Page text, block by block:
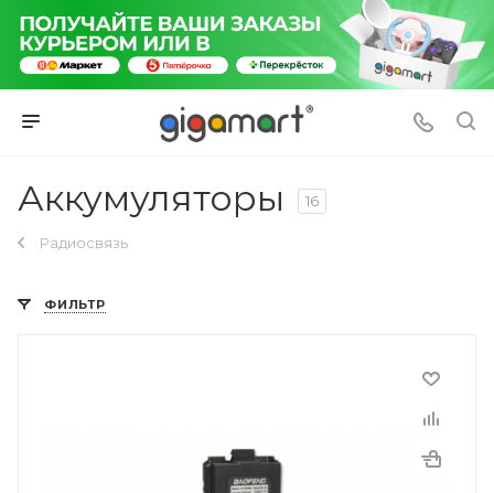
Аккумуляторы 16
Радиосвязь
ФИЛЬТР